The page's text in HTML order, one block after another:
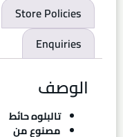
Store Policies
Enquiries
الوصف
تالبلوه حائط
مصنوع من